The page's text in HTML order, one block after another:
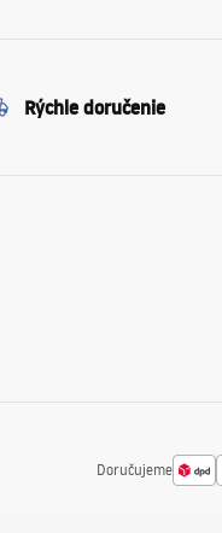
Rýchle doručenie
Doručujeme